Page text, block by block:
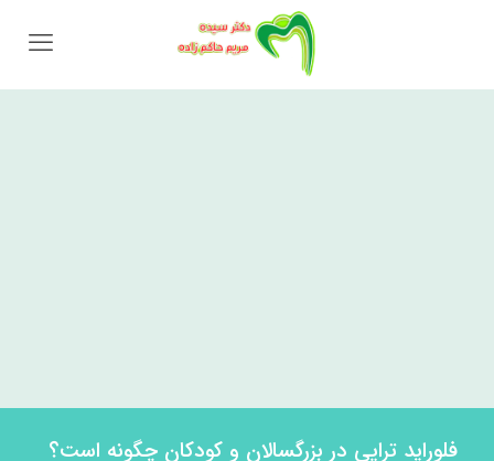
فلوراید تراپی در بزرگسالان و کودکان چگونه است؟